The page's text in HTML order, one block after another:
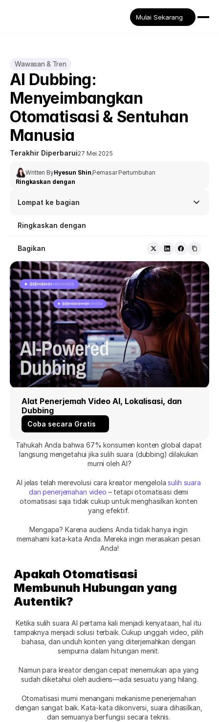
Mulai Sekarang
Wawasan & Tren
AI Dubbing:
Menyeimbangkan
Otomatisasi & Sentuhan
Manusia
Terakhir Diperbarui27 Mei 2025
Written ByHyesun Shin,Pemasar Pertumbuhan
Ringkaskan dengan
Lompat ke bagian
Ringkaskan dengan
Bagikan
Alat Penerjemah Video AI, Lokalisasi, dan
Dubbing
Coba secara Gratis
Tahukah Anda bahwa 67% konsumen konten global dapat
langsung mengetahui jika sulih suara (dubbing) dilakukan
murni oleh AI?
AI jelas telah merevolusi cara kreator mengelola sulih suara
dan penerjemahan video – tetapi otomatisasi demi
otomatisasi saja tidak cukup untuk menghasilkan konten
yang efektif.
Mengapa? Karena audiens Anda tidak hanya ingin
memahami kata-kata Anda. Mereka ingin merasakan pesan
Anda!
Apakah Otomatisasi
Membunuh Hubungan yang
Autentik?
Ketika sulih suara AI pertama kali menjadi kenyataan, hal itu
tampaknya menjadi solusi terbaik. Cukup unggah video, pilih
bahasa, dan unduh konten yang diterjemahkan dengan
sempurna dalam hitungan menit.
Namun para kreator dengan cepat menemukan apa yang
sudah diketahui oleh audiens—ada sesuatu yang hilang.
Otomatisasi murni menangani mekanisme penerjemahan
dengan sangat baik. Kata-kata dikonversi, suara dihasilkan,
dan semuanya berfungsi secara teknis.